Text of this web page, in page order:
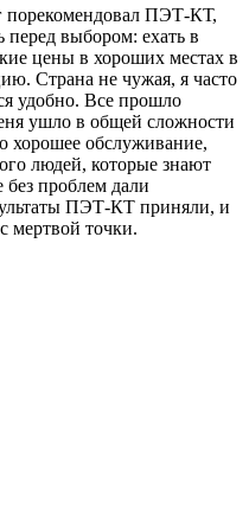
порекомендовал ПЭТ-КТ,
перед выбором: ехать в
цены в хороших местах в
Страна не чужая, я часто
удобно. Все прошло
ушло в общей сложности
хорошее обслуживание,
людей, которые знают
проблем дали
ПЭТ-КТ приняли, и
мертвой точки.